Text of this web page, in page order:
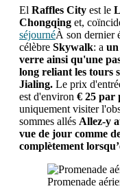
El Raffles City est le
Chongqing et,
séjournéÀ son dernier
célèbre Skywalk: a un
verre ainsi qu'une
long reliant les tours
Jialing. Le prix
est d'environ € 25 par
uniquement visiter
sommes allés Allez-y
vue de jour comme
complètement
Promenade